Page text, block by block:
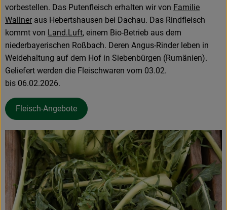
vorbestellen. Das Putenfleisch erhalten wir von Familie
Wallner aus Hebertshausen bei Dachau. Das Rindfleisch
kommt von Land.Luft, einem Bio-Betrieb aus dem
niederbayerischen Roßbach. Deren Angus-Rinder leben in
Weidehaltung auf dem Hof in Siebenbürgen (Rumänien).
Geliefert werden die Fleischwaren vom 03.02.
bis 06.02.2026.
Fleisch-Angebote